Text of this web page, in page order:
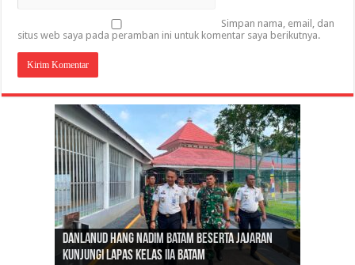
Simpan nama, email, dan
situs web saya pada peramban ini untuk komentar saya berikutnya.
Danlanud Hang Nadim Batam Beserta Jajaran
Kunjungi Lapas Kelas IIA Batam
Silaturahmi dan Reses Komite I DPD RI di Polda
Jambi Bahas Sinergitas Penanganan Narkotika
Gubernur Al Haris: Lomba Cerdas Cermat Sarana
Edukasi Pembentukan Karakter Generasi
Penerus
Gubernur Al Haris Dorong Koperasi Merah Putih
Cepat Beroperasi Agar Bisa Layani Masyarakat
Penuhi Kebutuhannya
Sosok Fenomenal yang Menggetarkan
Nusantara: Ratu Wangsa, Wanita Berkelas
dengan Pengaruh Internasional